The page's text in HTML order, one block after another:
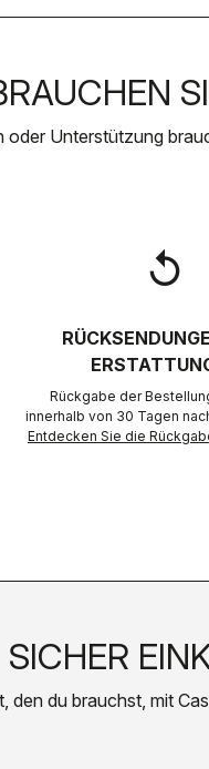
oder Unterstützung
replay
Rückgabe der
innerhalb von 30 Tagen
Entdecken Sie die
SICHER
den du brauchst, mit